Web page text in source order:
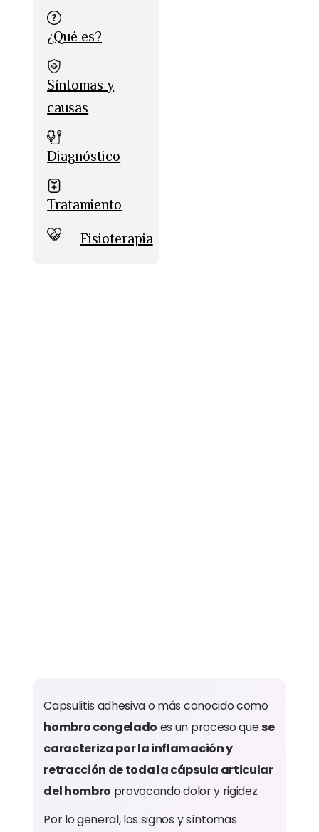
¿Qué es?
Síntomas y
causas
Diagnóstico
Tratamiento
Fisioterapia
Capsulitis adhesiva o más conocido como
hombro congelado es un proceso quese
caracteriza por la inflamación y
retracción de toda la cápsula articular
del hombro provocando dolor y rigidez.
Por lo general, los signos y síntomas